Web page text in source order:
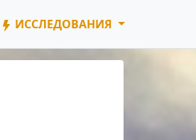
ИССЛЕДОВАНИЯ